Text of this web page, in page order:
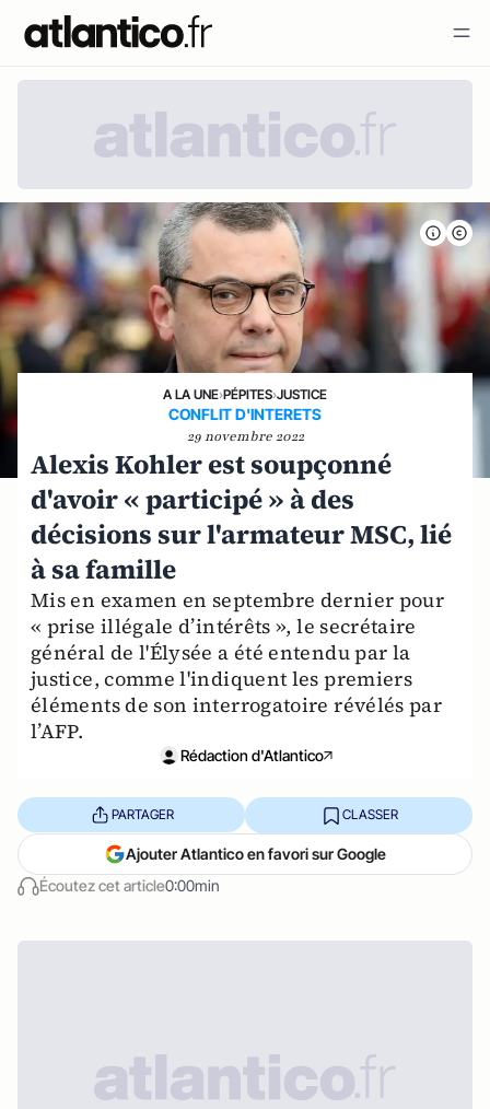
A LA UNE›PÉPITES›JUSTICE
CONFLIT D'INTERETS
29 novembre 2022
Alexis Kohler est soupçonné
d'avoir « participé » à des
décisions sur l'armateur MSC, lié
à sa famille
Mis en examen en septembre dernier pour
« prise illégale d’intérêts », le secrétaire
général de l'Élysée a été entendu par la
justice, comme l'indiquent les premiers
éléments de son interrogatoire révélés par
l’AFP.
Rédaction d'Atlantico
Écoutez cet article0:00min
PARTAGER CLASSER
Ajouter Atlantico en favori sur Google